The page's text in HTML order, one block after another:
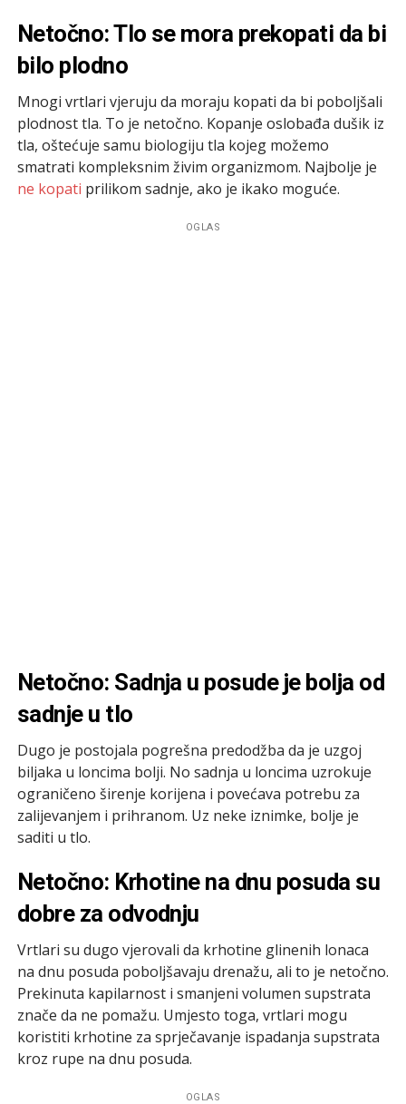
Netočno: Tlo se mora prekopati da bi
bilo plodno
Mnogi vrtlari vjeruju da moraju kopati da bi poboljšali
plodnost tla. To je netočno. Kopanje oslobađa dušik iz
tla, oštećuje samu biologiju tla kojeg možemo
smatrati kompleksnim živim organizmom. Najbolje je
ne kopati prilikom sadnje, ako je ikako moguće.
OGLAS
Netočno: Sadnja u posude je bolja od
sadnje u tlo
Dugo je postojala pogrešna predodžba da je uzgoj
biljaka u loncima bolji. No sadnja u loncima uzrokuje
ograničeno širenje korijena i povećava potrebu za
zalijevanjem i prihranom. Uz neke iznimke, bolje je
saditi u tlo.
Netočno: Krhotine na dnu posuda su
dobre za odvodnju
Vrtlari su dugo vjerovali da krhotine glinenih lonaca
na dnu posuda poboljšavaju drenažu, ali to je netočno.
Prekinuta kapilarnost i smanjeni volumen supstrata
znače da ne pomažu. Umjesto toga, vrtlari mogu
koristiti krhotine za sprječavanje ispadanja supstrata
kroz rupe na dnu posuda.
OGLAS